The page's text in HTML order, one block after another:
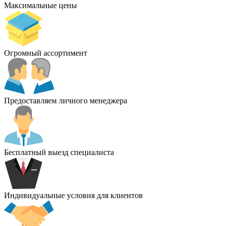
Максимальные цены
Огромный ассортимент
Предоставляем личного менеджера
Бесплатный выезд специалиста
Индивидуальные условия для клиентов